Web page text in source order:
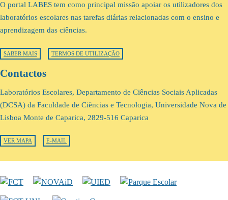
O portal LABES tem como principal missão apoiar os utilizadores dos
laboratórios escolares nas tarefas diárias relacionadas com o ensino e
aprendizagem das ciências.
SABER MAIS TERMOS DE UTILIZAÇÃO
Contactos
Laboratórios Escolares, Departamento de Ciências Sociais Aplicadas
(DCSA) da Faculdade de Ciências e Tecnologia, Universidade Nova de
Lisboa Monte de Caparica, 2829-516 Caparica
VER MAPA E-MAIL